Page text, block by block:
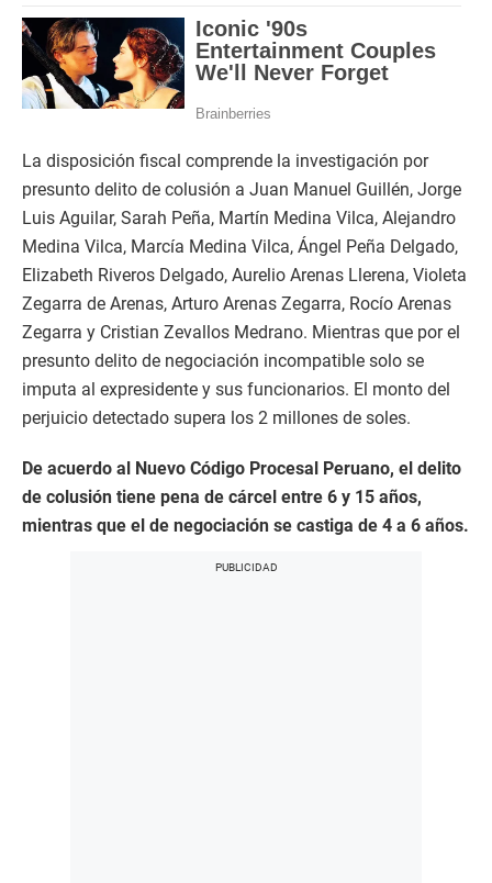
La disposición fiscal comprende la investigación por
presunto delito de colusión a Juan Manuel Guillén, Jorge
Luis Aguilar, Sarah Peña, Martín Medina Vilca, Alejandro
Medina Vilca, Marcía Medina Vilca, Ángel Peña Delgado,
Elizabeth Riveros Delgado, Aurelio Arenas Llerena, Violeta
Zegarra de Arenas, Arturo Arenas Zegarra, Rocío Arenas
Zegarra y Cristian Zevallos Medrano. Mientras que por el
presunto delito de negociación incompatible solo se
imputa al expresidente y sus funcionarios. El monto del
perjuicio detectado supera los 2 millones de soles.
De acuerdo al Nuevo Código Procesal Peruano, el delito
de colusión tiene pena de cárcel entre 6 y 15 años,
mientras que el de negociación se castiga de 4 a 6 años.